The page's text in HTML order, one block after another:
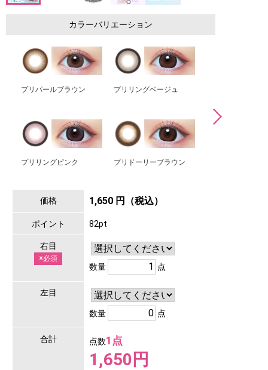
カラーバリエーション
プリパールブラウン プリリングベージュ
プリリングピンク プリドーリーブラウン
価格 1,650 円（税込）
ポイント 82pt
右目
※必須
数量 点
左目
数量 点
合計 点数1点
1,650円